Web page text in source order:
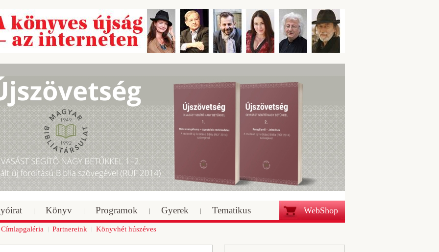
WebShop
Könyv Programok Gyerek Tematikus
Címlapgaléria Partnereink Könyvhét húszéves